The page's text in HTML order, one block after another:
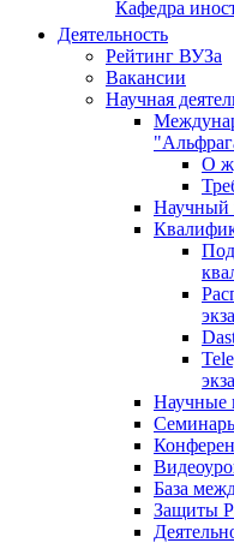
Кафедра
Деятельность
Рейтинг ВУЗа
Вакансии
Научная
О
Научный
Научные
База
Защиты